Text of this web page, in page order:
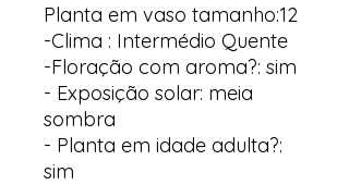
Planta em vaso tamanho:12
-Clima : Intermédio Quente
-Floração com aroma?: sim
- Exposição solar: meia
sombra
- Planta em idade adulta?:
sim